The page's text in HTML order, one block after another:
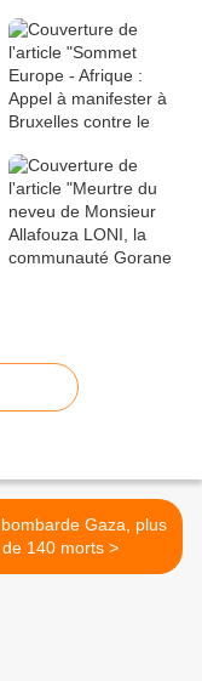
Gaza, plus
de 140 morts >